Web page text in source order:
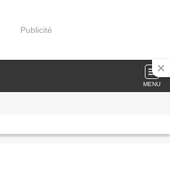
Publicité
MENU